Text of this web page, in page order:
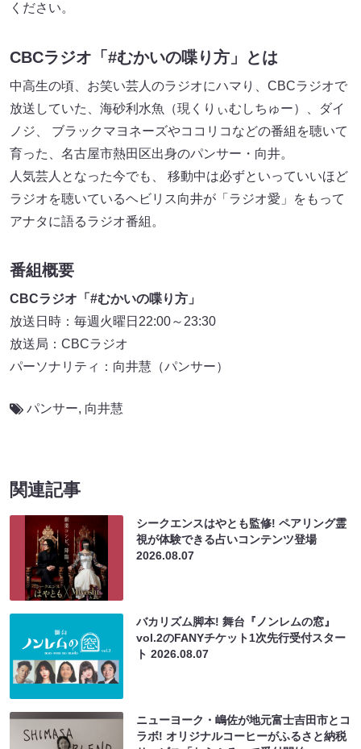
ください。
CBCラジオ「#むかいの喋り方」とは
中高生の頃、お笑い芸人のラジオにハマり、CBCラジオで
放送していた、海砂利水魚（現くりぃむしちゅー）、ダイ
ノジ、 ブラックマヨネーズやココリコなどの番組を聴いて
育った、名古屋市熱田区出身のパンサー・向井。
人気芸人となった今でも、 移動中は必ずといっていいほど
ラジオを聴いているヘビリス向井が「ラジオ愛」をもって
アナタに語るラジオ番組。
番組概要
CBCラジオ「#むかいの喋り方」
放送日時：毎週火曜日22:00～23:30
放送局：CBCラジオ
パーソナリティ：向井慧（パンサー）
パンサー, 向井慧
関連記事
シークエンスはやとも監修! ペアリング霊
視が体験できる占いコンテンツ登場
2026.08.07
バカリズム脚本! 舞台『ノンレムの窓』
vol.2のFANYチケット1次先行受付スター
ト2026.08.07
ニューヨーク・嶋佐が地元富士吉田市とコ
ラボ! オリジナルコーヒーがふるさと納税